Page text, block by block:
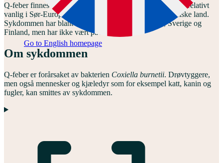
Go to English homepage
Q-feber finnes nesten over hele verden, og sykdommen er relativt
vanlig i Sør-Europa, men er også spredt til andre europeiske land.
Sykdommen har blant annet vært påvist i Danmark, Sverige og
Finland, men har ikke vært påvist i Norge.
Om sykdommen
Q-feber er forårsaket av bakterien Coxiella burnetii. Drøvtyggere,
men også mennesker og kjæledyr som for eksempel katt, kanin og
fugler, kan smittes av sykdommen.